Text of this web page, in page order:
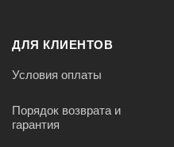
ДЛЯ КЛИЕНТОВ
Условия оплаты
Порядок возврата и
гарантия